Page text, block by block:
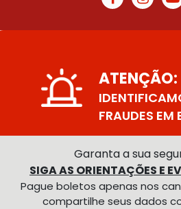
ATENÇÃO:
FRAUDES EM
Garanta a sua
SIGA AS ORIENTAÇÕES E
Pague boletos apenas nos
compartilhe seus dados